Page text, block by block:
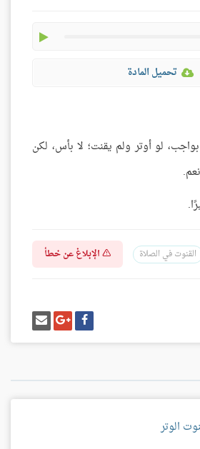
تحميل المادة
لو أوتر ولم يقنت؛ لا بأس، لكن
القنوت في الصلاة الإبلاغ عن خطأ
شارك
على
فيسبوك
شارك
على
غوغل
بلس
إرسل
إيميل
الوتر